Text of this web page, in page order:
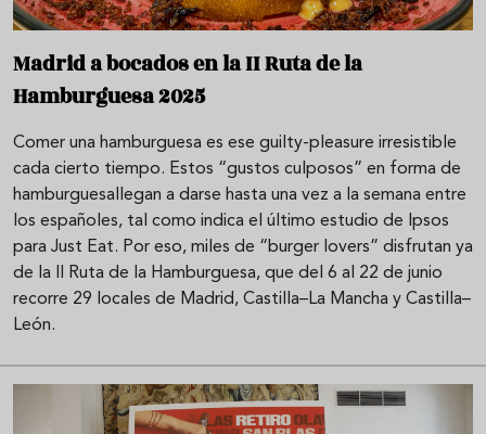
Madrid a bocados en la II Ruta de la
Hamburguesa 2025
Comer una hamburguesa es ese guilty-pleasure irresistible
cada cierto tiempo. Estos “gustos culposos” en forma de
hamburguesallegan a darse hasta una vez a la semana entre
los españoles, tal como indica el último estudio de Ipsos
para Just Eat. Por eso, miles de “burger lovers” disfrutan ya
de la II Ruta de la Hamburguesa, que del 6 al 22 de junio
recorre 29 locales de Madrid, Castilla–La Mancha y Castilla–
León.